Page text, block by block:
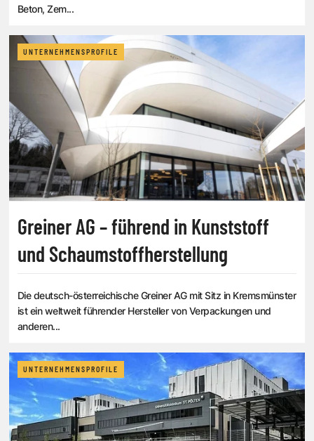
Beton, Zem...
UNTERNEHMENSPROFILE
Greiner AG – führend in Kunststoff
und Schaumstoffherstellung
Die deutsch-österreichische Greiner AG mit Sitz in Kremsmünster
ist ein weltweit führender Hersteller von Verpackungen und
anderen...
UNTERNEHMENSPROFILE